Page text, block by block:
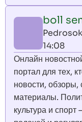
boll
14:08
Онлайн
портал для тех,
новости, обзоры,
материалы.
культура и